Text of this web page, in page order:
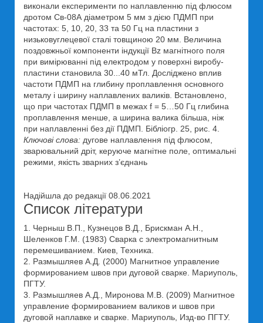
виконали експерименти по наплавленню під флюсом
дротом Св-08А діаметром 5 мм з дією ПДМП при
частотах: 5, 10, 20, 33 та 50 Гц на пластини з
низьковуглецевої сталі товщиною 20 мм. Величина
поздовжньої компоненти індукції Вz магнітного поля
при вимірюванні під електродом у поверхні виробу-
пластини становила 30...40 мТл. Досліджено вплив
частоти ПДМП на глибину проплавлення основного
металу і ширину наплавлених валиків. Встановлено,
що при частотах ПДМП в межах f = 5…50 Гц глибина
проплавлення менше, а ширина валика більша, ніж
при наплавленні без дії ПДМП. Бібліогр. 25, рис. 4.
Ключові слова: дугове наплавлення під флюсом,
зварювальний дріт, керуюче магнітне поле, оптимальні
режими, якість зварних з’єднань
Надійшла до редакції 08.06.2021
Список літератури
1. Черныш В.П., Кузнецов В.Д., Брискман А.Н.,
Шеленков Г.М. (1983) Сварка с электромагнитным
перемешиванием. Киев, Техника.
2. Размышляев А.Д. (2000) Магнитное управление
формированием швов при дуговой сварке. Мариуполь,
ПГТУ.
3. Размышляев А.Д., Миронова М.В. (2009) Магнитное
управление формированием валиков и швов при
дуговой наплавке и сварке. Мариуполь, Изд-во ПГТУ.